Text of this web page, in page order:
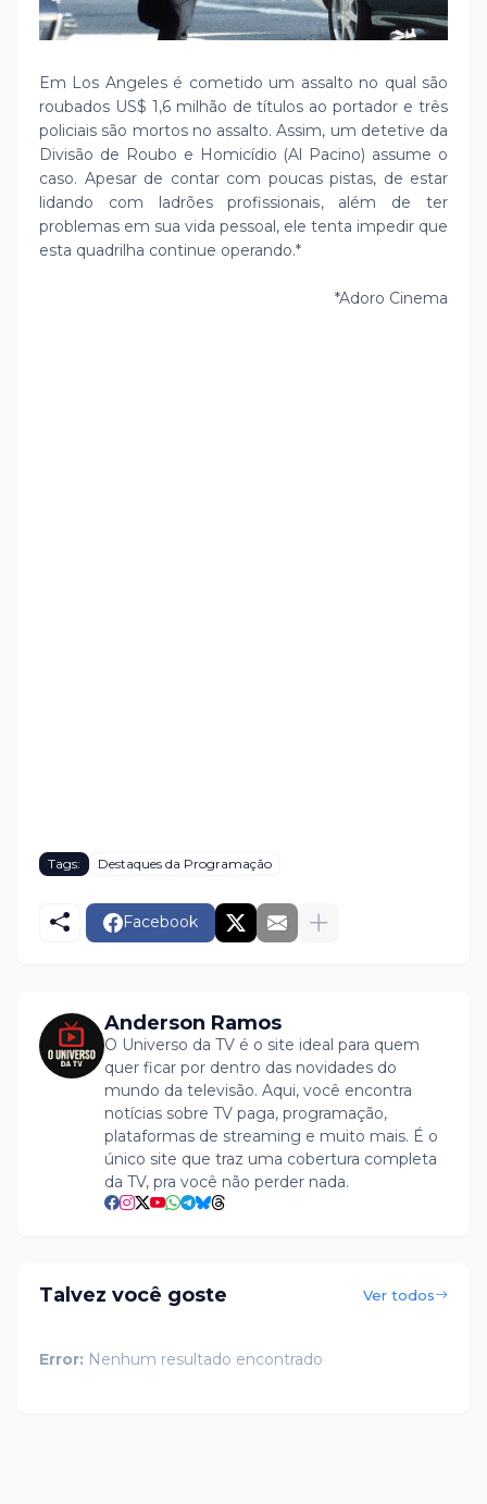
Em Los Angeles é cometido um assalto no qual são
roubados US$ 1,6 milhão de títulos ao portador e três
policiais são mortos no assalto. Assim, um detetive da
Divisão de Roubo e Homicídio (Al Pacino) assume o
caso. Apesar de contar com poucas pistas, de estar
lidando com ladrões profissionais, além de ter
problemas em sua vida pessoal, ele tenta impedir que
esta quadrilha continue operando.*
*Adoro Cinema
Tags: Destaques da Programação
Facebook
Anderson Ramos
O Universo da TV é o site ideal para quem
quer ficar por dentro das novidades do
mundo da televisão. Aqui, você encontra
notícias sobre TV paga, programação,
plataformas de streaming e muito mais. É o
único site que traz uma cobertura completa
da TV, pra você não perder nada.
Talvez você goste Ver todos
Error: Nenhum resultado encontrado